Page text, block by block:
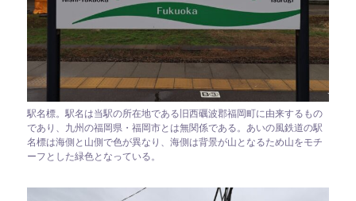
駅名標。駅名は当駅の所在地である旧西礪波郡福岡町に由来するもの
であり、九州の福岡県・福岡市とは無関係である。あいの風鉄道の駅
名標は海側と山側で色が異なり、海側は背景が山となるため山をモチ
ーフとした緑色となっている。